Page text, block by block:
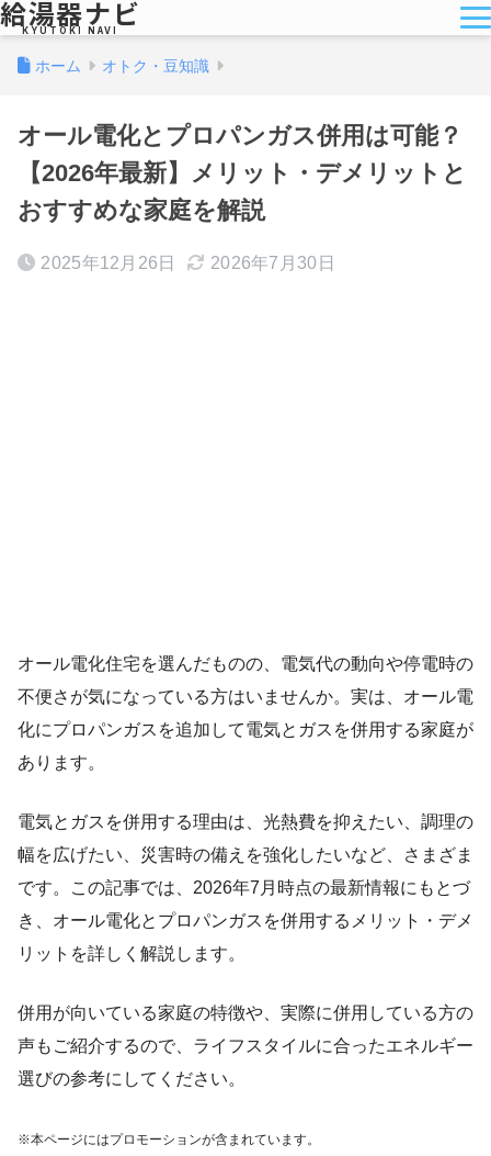
給湯器ナビ
KYUTOKI NAVI
ホーム オトク・豆知識
オール電化とプロパンガス併用は可能？
【2026年最新】メリット・デメリットと
おすすめな家庭を解説
2025年12月26日 2026年7月30日
オール電化住宅を選んだものの、電気代の動向や停電時の
不便さが気になっている方はいませんか。実は、オール電
化にプロパンガスを追加して電気とガスを併用する家庭が
あります。
電気とガスを併用する理由は、光熱費を抑えたい、調理の
幅を広げたい、災害時の備えを強化したいなど、さまざま
です。この記事では、2026年7月時点の最新情報にもとづ
き、オール電化とプロパンガスを併用するメリット・デメ
リットを詳しく解説します。
併用が向いている家庭の特徴や、実際に併用している方の
声もご紹介するので、ライフスタイルに合ったエネルギー
選びの参考にしてください。
※本ページにはプロモーションが含まれています。